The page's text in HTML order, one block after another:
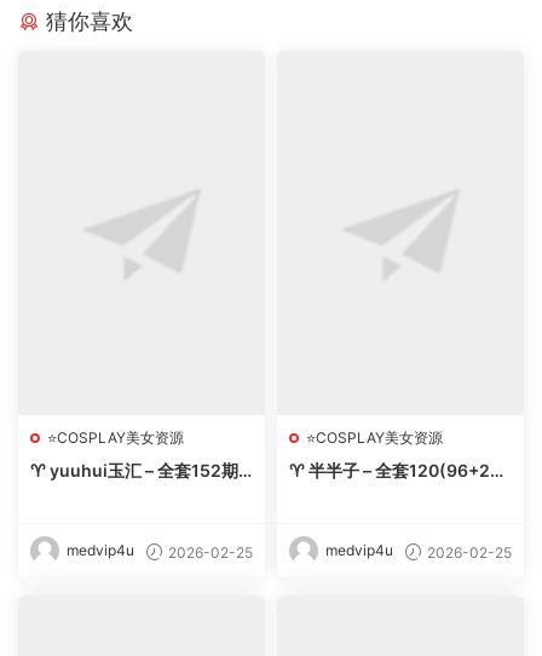
猜你喜欢
⭐COSPLAY美女资源
♈ yuuhui玉汇 – 全套152期
medvip4u 2026-02-25
⭐COSPLAY美女资源
♈ 半半子 – 全套120(96+24)
medvip4u 2026-02-25